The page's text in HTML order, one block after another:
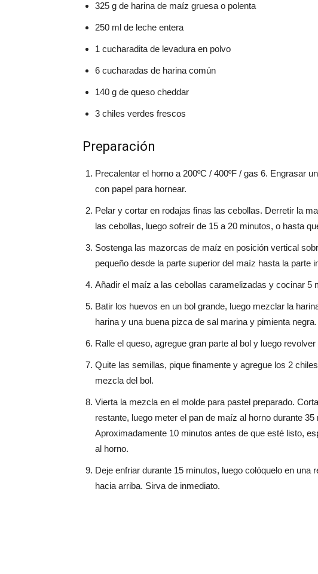
325 g de harina de maíz gruesa o polenta
250 ml de leche entera
1 cucharadita de levadura en polvo
6 cucharadas de harina común
140 g de queso cheddar
3 chiles verdes frescos
Preparación
Precalentar el horno a 200ºC / 400ºF / gas 6. Engrasar
con papel para hornear.
Pelar y cortar en rodajas finas las cebollas. Derretir la
las cebollas, luego sofreír de 15 a 20 minutos, o hasta
Sostenga las mazorcas de maíz en posición vertical
pequeño desde la parte superior del maíz hasta la parte
Añadir el maíz a las cebollas caramelizadas y cocinar 5
Batir los huevos en un bol grande, luego mezclar la
harina y una buena pizca de sal marina y pimienta negra.
Ralle el queso, agregue gran parte al bol y luego
Quite las semillas, pique finamente y agregue los 2
mezcla del bol.
Vierta la mezcla en el molde para pastel preparado.
restante, luego meter el pan de maíz al horno durante
Aproximadamente 10 minutos antes de que esté listo,
al horno.
Deje enfriar durante 15 minutos, luego colóquelo en una
hacia arriba. Sirva de inmediato.